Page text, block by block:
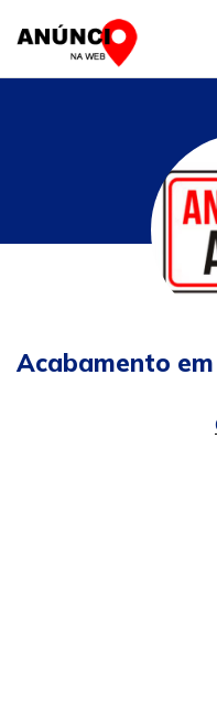
Acabamento